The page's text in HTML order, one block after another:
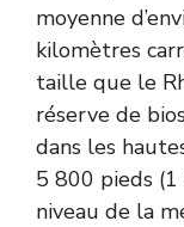
moyenne
kilomètres
taille que le
réserve de
dans les
5 800 pieds
niveau de la